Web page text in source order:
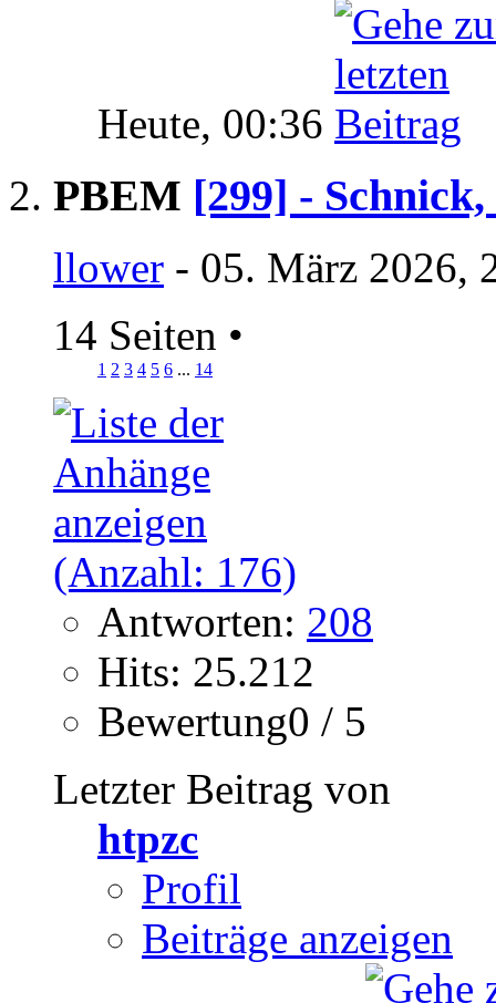
Heute, 00:36
PBEM [299] -
llower - 05. März 2026,
14 Seiten •
1 2 3 4 5 6 ... 14
Antworten: 208
Hits: 25.212
Bewertung0 / 5
Letzter Beitrag von
htpzc
Profil
Beiträge anzeigen